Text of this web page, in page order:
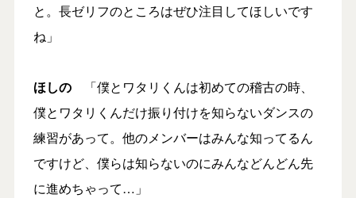
と。長ゼリフのところはぜひ注目してほしいです
ね」
ほしの「僕とワタリくんは初めての稽古の時、
僕とワタリくんだけ振り付けを知らないダンスの
練習があって。他のメンバーはみんな知ってるん
ですけど、僕らは知らないのにみんなどんどん先
に進めちゃって…」